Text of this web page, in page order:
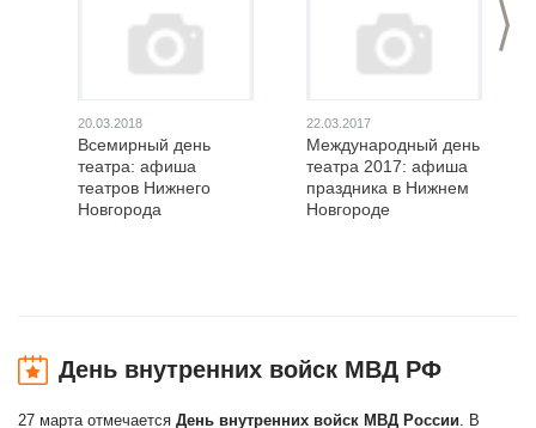
>
20.03.2018
Всемирный день
театра: афиша
театров Нижнего
Новгорода
22.03.2017
Международный день
театра 2017: афиша
праздника в Нижнем
Новгороде
День внутренних войск МВД РФ
27 марта отмечается День внутренних войск МВД России. В